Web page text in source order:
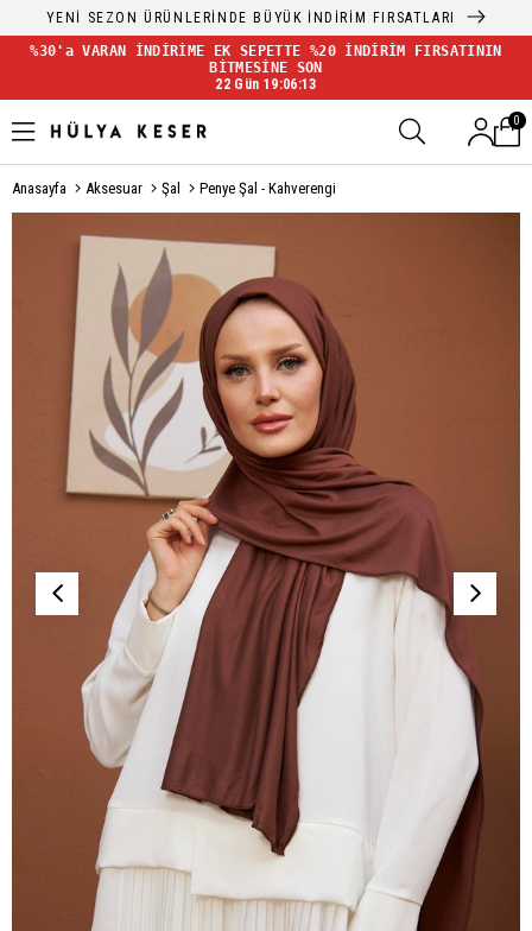
YENİ SEZON ÜRÜNLERİNDE BÜYÜK İNDİRİM FIRSATLARI
%30'a VARAN İNDİRİME EK SEPETTE %20 İNDİRİM FIRSATININ
BİTMESİNE SON
22 Gün 19:06:13
0
Anasayfa Aksesuar Şal Penye Şal - Kahverengi